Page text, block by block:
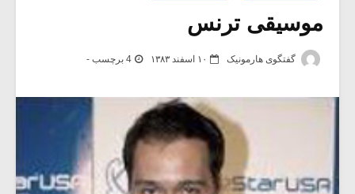
ترنس
هارمونیک ۱۰ اسفند ۱۳۸۳ 4 برچسب -